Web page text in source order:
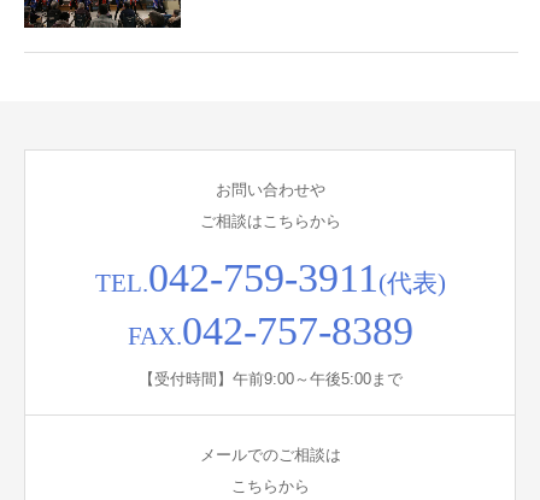
お問い合わせや
ご相談はこちらから
TEL.042-759-3911 (代表)
FAX.042-757-8389
【受付時間】午前9:00～午後5:00まで
メールでのご相談は
こちらから